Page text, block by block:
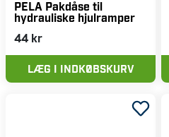
PELA Pakdåse til
hydrauliske hjulramper
44 kr
LÆG I INDKØBSKURV